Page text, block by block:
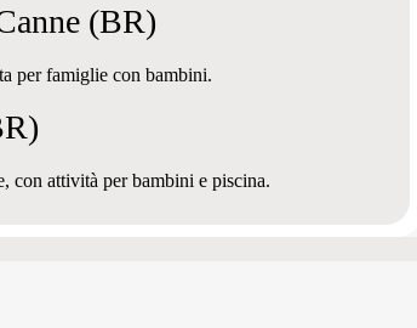
(BR)
per famiglie con bambini.
con attività per bambini e piscina.